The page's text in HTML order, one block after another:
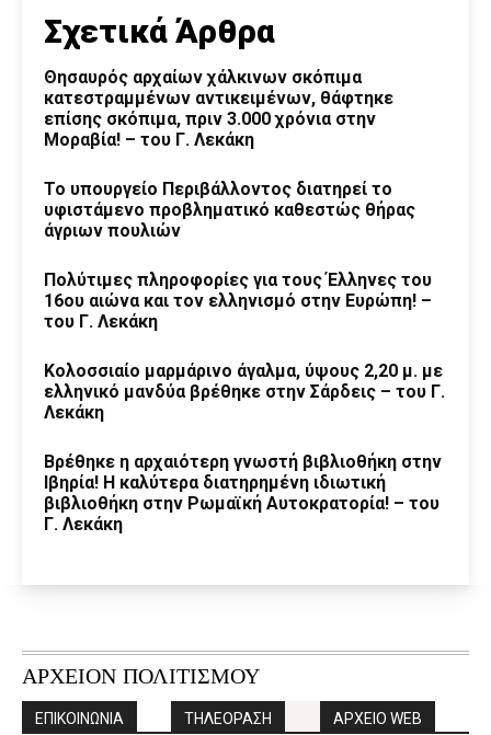
Σχετικά Άρθρα
Θησαυρός αρχαίων χάλκινων σκόπιμα
κατεστραμμένων αντικειμένων, θάφτηκε
επίσης σκόπιμα, πριν 3.000 χρόνια στην
Μοραβία! – του Γ. Λεκάκη
Το υπουργείο Περιβάλλοντος διατηρεί το
υφιστάμενο προβληματικό καθεστώς θήρας
άγριων πουλιών
Πολύτιμες πληροφορίες για τους Έλληνες του
16ου αιώνα και τον ελληνισμό στην Ευρώπη! –
του Γ. Λεκάκη
Κολοσσιαίο μαρμάρινο άγαλμα, ύψους 2,20 μ. με
ελληνικό μανδύα βρέθηκε στην Σάρδεις – του Γ.
Λεκάκη
Βρέθηκε η αρχαιότερη γνωστή βιβλιοθήκη στην
Ιβηρία! Η καλύτερα διατηρημένη ιδιωτική
βιβλιοθήκη στην Ρωμαϊκή Αυτοκρατορία! – του
Γ. Λεκάκη
ΑΡΧΕΙΟΝ ΠΟΛΙΤΙΣΜΟΥ
ΕΠΙΚΟΙΝΩΝΙΑ ΤΗΛΕΟΡΑΣΗ ΑΡΧΕΙΟ WEB